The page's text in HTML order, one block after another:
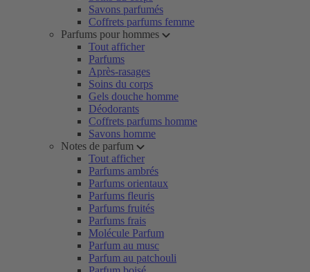
Savons parfumés
Coffrets parfums femme
Parfums pour hommes
Tout afficher
Parfums
Après-rasages
Soins du corps
Gels douche homme
Déodorants
Coffrets parfums homme
Savons homme
Notes de parfum
Tout afficher
Parfums ambrés
Parfums orientaux
Parfums fleuris
Parfums fruités
Parfums frais
Molécule Parfum
Parfum au musc
Parfum au patchouli